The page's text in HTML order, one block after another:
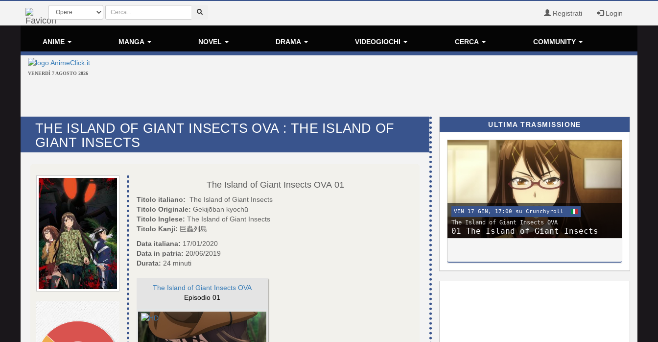
Registrati Login
ANIME MANGA NOVEL DRAMA VIDEOGIOCHI CERCA COMMUNITY
VENERDÌ 7 AGOSTO 2026
THE ISLAND OF GIANT INSECTS OVA : THE ISLAND OF
GIANT INSECTS
The Island of Giant Insects OVA01
Titolo italiano: The Island of Giant Insects
Titolo Originale: Gekijōban kyochū
Titolo Inglese: The Island of Giant Insects
Titolo Kanji: 巨蟲列島
Data italiana: 17/01/2020
Data in patria: 20/06/2019
Durata: 24 minuti
The Island of Giant Insects OVA
Episodio 01
ULTIMA TRASMISSIONE
VEN 17 GEN, 17:00 su Crunchyroll
The Island of Giant Insects OVA
01 The Island of Giant Insects